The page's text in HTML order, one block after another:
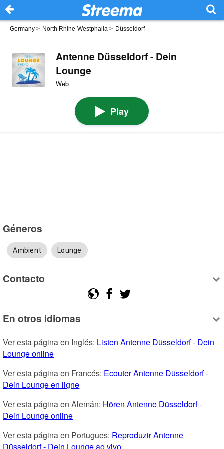
Germany > North Rhine-Westphalia > Düsseldorf
Antenne Düsseldorf - Dein
Lounge
Web
Play
Géneros
Ambient Lounge
Contacto
En otros idiomas
Ver esta página en Inglés: Listen Antenne Düsseldorf - Dein
Lounge online
Ver esta página en Francés: Ecouter Antenne Düsseldorf -
Dein Lounge en ligne
Ver esta página en Alemán: Hören Antenne Düsseldorf -
Dein Lounge online
Ver esta página en Portugues: Reproduzir Antenne
Düsseldorf - Dein Lounge ao vivo